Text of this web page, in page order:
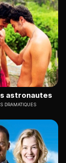
astronautes
DRAMATIQUES